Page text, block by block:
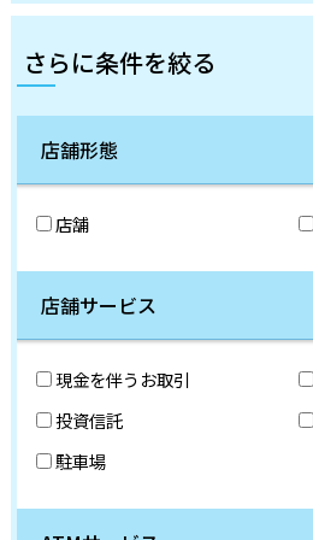
さらに条件を絞る
店舗形態
店舗
店舗サービス
現金を伴うお取引
投資信託
駐車場